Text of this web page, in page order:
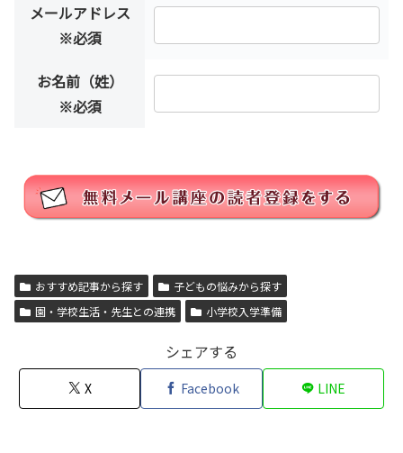
メールアドレス
※必須
お名前（姓）
※必須
おすすめ記事から探す
子どもの悩みから探す
園・学校生活・先生との連携
小学校入学準備
シェアする
X Facebook LINE